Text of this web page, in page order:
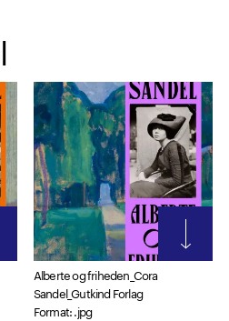
Alberte og friheden_Cora
Sandel_Gutkind Forlag
Format: .jpg